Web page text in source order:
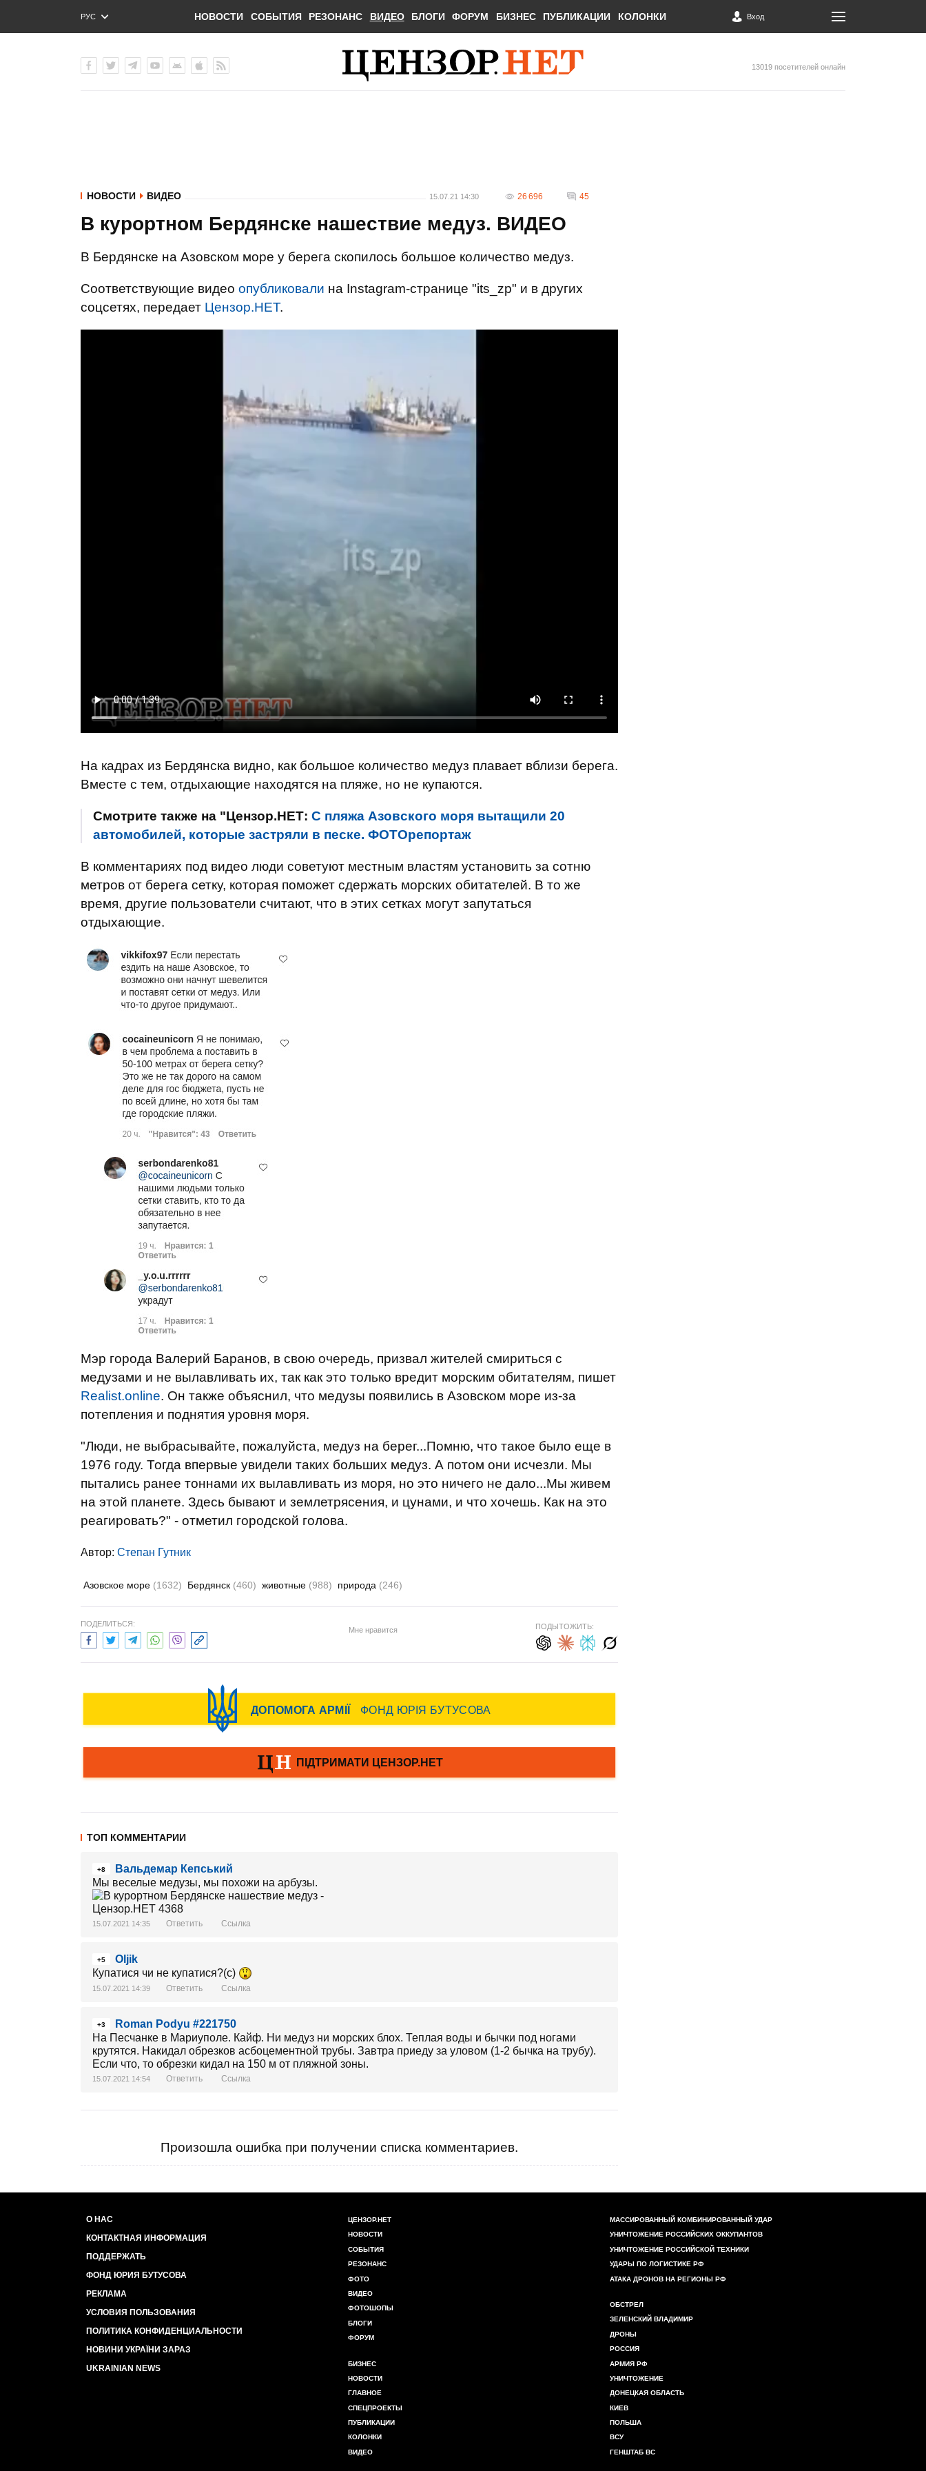
РУС
ENG
НОВОСТИ СОБЫТИЯ РЕЗОНАНС ВИДЕО БЛОГИ ФОРУМ БИЗНЕС ПУБЛИКАЦИИ КОЛОНКИ Вход
13019 посетителей онлайн
НОВОСТИ ВИДЕО 15.07.21 14:30 26 696 45
В курортном Бердянске нашествие медуз. ВИДЕО
В Бердянске на Азовском море у берега скопилось большое количество медуз.
Соответствующие видео опубликовали на Instagram-странице "its_zp" и в других
соцсетях, передает Цензор.НЕТ.
На кадрах из Бердянска видно, как большое количество медуз плавает вблизи берега.
Вместе с тем, отдыхающие находятся на пляже, но не купаются.
Смотрите также на "Цензор.НЕТ: С пляжа Азовского моря вытащили 20
автомобилей, которые застряли в песке. ФОТОрепортаж
В комментариях под видео люди советуют местным властям установить за сотню
метров от берега сетку, которая поможет сдержать морских обитателей. В то же
время, другие пользователи считают, что в этих сетках могут запутаться
отдыхающие.
Мэр города Валерий Баранов, в свою очередь, призвал жителей смириться с
медузами и не вылавливать их, так как это только вредит морским обитателям, пишет
Realist.online. Он также объяснил, что медузы появились в Азовском море из-за
потепления и поднятия уровня моря.
"Люди, не выбрасывайте, пожалуйста, медуз на берег...Помню, что такое было еще в
1976 году. Тогда впервые увидели таких больших медуз. А потом они исчезли. Мы
пытались ранее тоннами их вылавливать из моря, но это ничего не дало...Мы живем
на этой планете. Здесь бывают и землетрясения, и цунами, и что хочешь. Как на это
реагировать?" - отметил городской голова.
Автор: Степан Гутник
Азовское море (1632) Бердянск (460) животные (988) природа (246)
ПОДЕЛИТЬСЯ:
Мне нравится ПОДЫТОЖИТЬ:
ТОП КОММЕНТАРИИ
+8
Вальдемар Кепський
Мы веселые медузы, мы похожи на арбузы.
15.07.2021 14:35 Ответить Ссылка
+5
Oljik
Купатися чи не купатися?(с)
15.07.2021 14:39 Ответить Ссылка
+3
Roman Podyu #221750
На Песчанке в Мариуполе. Кайф. Ни медуз ни морских блох. Теплая воды и бычки под ногами
крутятся. Накидал обрезков асбоцементной трубы. Завтра приеду за уловом (1-2 бычка на трубу).
Если что, то обрезки кидал на 150 м от пляжной зоны.
15.07.2021 14:54 Ответить Ссылка
Произошла ошибка при получении списка комментариев.
О НАС
КОНТАКТНАЯ ИНФОРМАЦИЯ
ПОДДЕРЖАТЬ
ФОНД ЮРИЯ БУТУСОВА
РЕКЛАМА
УСЛОВИЯ ПОЛЬЗОВАНИЯ
ПОЛИТИКА КОНФИДЕНЦИАЛЬНОСТИ
НОВИНИ УКРАЇНИ ЗАРАЗ
UKRAINIAN NEWS
ЦЕНЗОР.НЕТ
НОВОСТИ
СОБЫТИЯ
РЕЗОНАНС
ФОТО
ВИДЕО
ФОТОШОПЫ
БЛОГИ
ФОРУМ
БИЗНЕС
НОВОСТИ
ГЛАВНОЕ
СПЕЦПРОЕКТЫ
ПУБЛИКАЦИИ
КОЛОНКИ
ВИДЕО
МАССИРОВАННЫЙ КОМБИНИРОВАННЫЙ УДАР
УНИЧТОЖЕНИЕ РОССИЙСКИХ ОККУПАНТОВ
УНИЧТОЖЕНИЕ РОССИЙСКОЙ ТЕХНИКИ
УДАРЫ ПО ЛОГИСТИКЕ РФ
АТАКА ДРОНОВ НА РЕГИОНЫ РФ
ОБСТРЕЛ
ЗЕЛЕНСКИЙ ВЛАДИМИР
ДРОНЫ
РОССИЯ
АРМИЯ РФ
УНИЧТОЖЕНИЕ
ДОНЕЦКАЯ ОБЛАСТЬ
КИЕВ
ПОЛЬША
ВСУ
ГЕНШТАБ ВС